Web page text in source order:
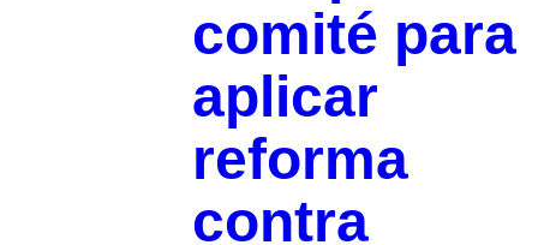
comité para
aplicar
reforma
contra